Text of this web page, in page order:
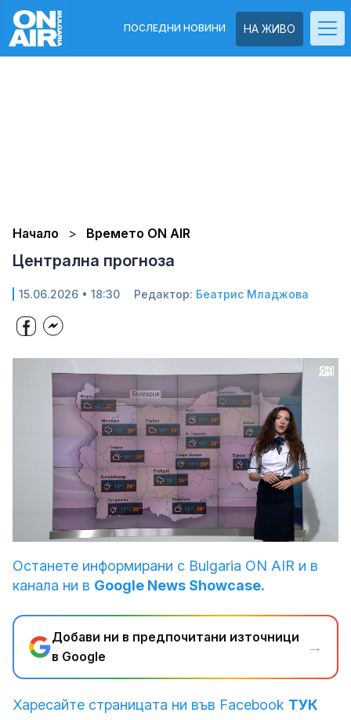
НА ЖИВО
ПОСЛЕДНИ НОВИНИ
Начало Времето ON AIR
Централна прогноза
15.06.2026 • 18:30 Редактор: Беатрис Младжова
Unmute Loaded:
29.68%
Останете информирани с Bulgaria ON AIR и в
канала ни в Google News Showcase.
Добави ни в предпочитани източници
в Google
→
Харесайте страницата ни във Facebook ТУК